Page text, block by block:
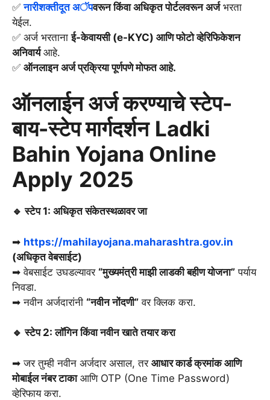
✅नारीशक्तीदूत अॅपवरून किंवा अधिकृत पोर्टलवरून अर्जभरता
येईल.
✅ अर्ज भरतानाई-केवायसी (e-KYC) आणि फोटो व्हेरिफिकेशन
अनिवार्यआहे.
✅ ऑनलाइन अर्ज प्रक्रिया पूर्णपणे मोफत आहे.
ऑनलाईन अर्ज करण्याचे स्टेप-
बाय-स्टेप मार्गदर्शन Ladki
Bahin Yojana Online
Apply 2025
🔹 स्टेप 1: अधिकृत संकेतस्थळावर जा
➡ https://mahilayojana.maharashtra.gov.in
(अधिकृत वेबसाईट)
➡ वेबसाईट उघडल्यावर “मुख्यमंत्री माझी लाडकी बहीण योजना” पर्याय
निवडा.
➡ नवीन अर्जदारांनी “नवीन नोंदणी” वर क्लिक करा.
🔹 स्टेप 2: लॉगिन किंवा नवीन खाते तयार करा
➡ जर तुम्ही नवीन अर्जदार असाल, तर आधार कार्ड क्रमांक आणि
मोबाईल नंबर टाकाआणि OTP (One Time Password)
व्हेरिफाय करा.